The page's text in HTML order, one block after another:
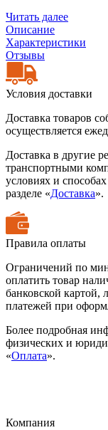
Читать далее
Описание
Характеристики
Отзывы
Условия доставки
Доставка товаров
осуществляется
Доставка в другие
транспортными
условиях и
разделе «Доставка».
Правила оплаты
Ограничений по
оплатить товар
банковской картой,
платежей при
Более подробная
физических и
«Оплата».
Компания